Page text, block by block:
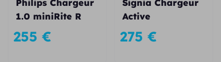
Philips Chargeur
1.0 miniRite R
255 €
Signia Chargeur
Active
275€